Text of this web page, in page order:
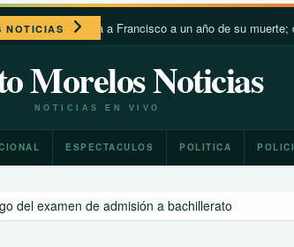
NOTICIAS
recuerda a Francisco a un año de su muerte; destaca
Morelos Noticias
NOTICIAS EN VIVO
ESPECTACULOS POLITICA
del examen de admisión a bachillerato